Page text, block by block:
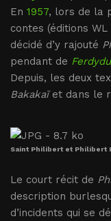
En 1957, lors de la
contes (éditions
décidé d’y rajouté
pendant de
Depuis, les deux
Bakakaïet dans le
Saint Philibert et Philibert
Le court récit de
description
d’incidents qui se